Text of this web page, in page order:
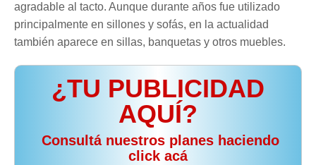
agradable al tacto. Aunque durante años fue utilizado
principalmente en sillones y sofás, en la actualidad
también aparece en sillas, banquetas y otros muebles.
¿TU PUBLICIDAD
AQUÍ?
️ Consultá nuestros planes haciendo
click acá